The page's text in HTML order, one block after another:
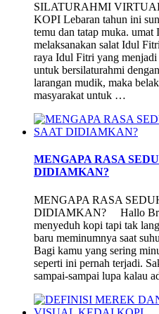
SILATURAHMI
KOPI Lebaran tahun ini
temu dan tatap muka.
melaksanakan salat Idul
raya Idul Fitri yang
untuk bersilaturahmi
larangan mudik, maka
masyarakat untuk …
MENGAPA RASA
DIDIAMKAN?
MENGAPA RASA
DIDIAMKAN? Hallo
menyeduh kopi tapi tak
baru meminumnya saat
Bagi kamu yang sering
seperti ini pernah terjadi.
sampai-sampai lupa kalau